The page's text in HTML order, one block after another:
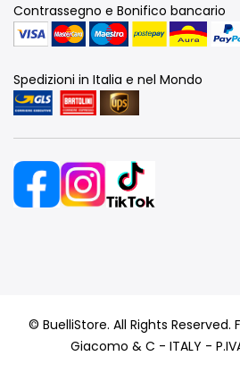
Contrassegno e Bonifico bancario
Spedizioni in Italia e nel Mondo
© BuelliStore. All Rights Reserved.
Giacomo & C - ITALY -